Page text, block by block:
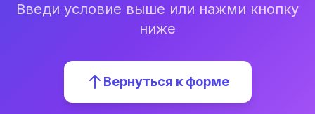
Введи условие выше или нажми кнопку
ниже
Вернуться к форме